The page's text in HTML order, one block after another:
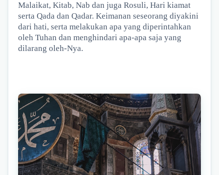
Malaikat, Kitab, Nab dan juga Rosuli, Hari kiamat
serta Qada dan Qadar. Keimanan seseorang diyakini
dari hati, serta melakukan apa yang diperintahkan
oleh Tuhan dan menghindari apa-apa saja yang
dilarang oleh-Nya.